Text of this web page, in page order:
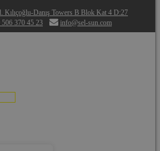
Kılıçoğlu-Danış Towers B Blok Kat 4 D:27
506 370 45 23 info@sel-sun.com